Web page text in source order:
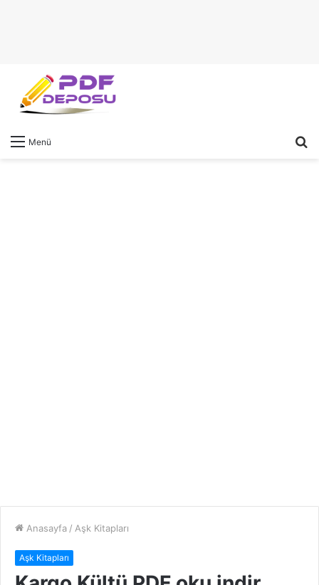
Menü
Anasayfa / Aşk Kitapları
Aşk Kitapları